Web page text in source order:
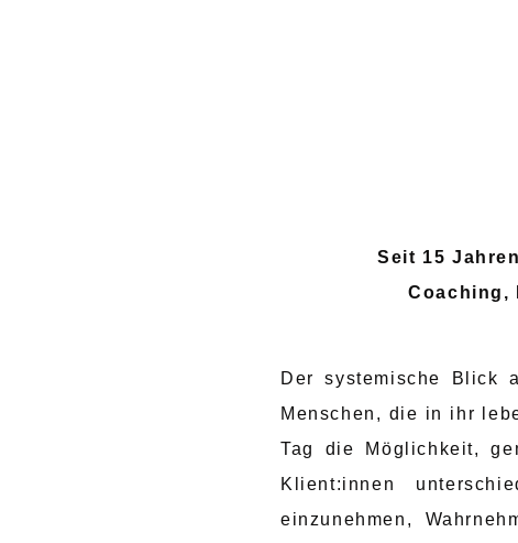
Seit 15
Coaching,
Der systemische Blick
Menschen, die in ihr
Tag die Möglichkeit,
Klient:innen
einzunehmen,